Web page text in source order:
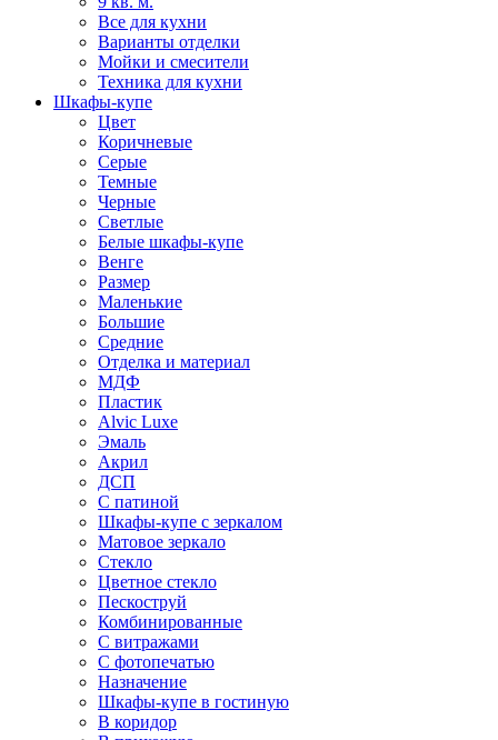
Все для кухни
Варианты отделки
Мойки и смесители
Техника для кухни
Шкафы-купе
Цвет
Коричневые
Серые
Темные
Черные
Светлые
Белые шкафы-купе
Венге
Размер
Маленькие
Большие
Средние
Отделка и материал
МДФ
Пластик
Alvic Luxe
Эмаль
Акрил
ДСП
С патиной
Шкафы-купе с зеркалом
Матовое зеркало
Стекло
Цветное стекло
Пескоструй
Комбинированные
С витражами
С фотопечатью
Назначение
Шкафы-купе в гостиную
В коридор